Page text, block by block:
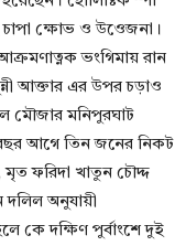
চাপা ক্ষোভ ও উওেজনা।
ভংগিমায় রান
আক্তার এর উপর চড়াও
মৌজার মনিপুরঘাট
আগে তিন জনের নিকট
মৃত ফরিদা খাতুন চৌদ্দ
দলিল অনুযায়ী
কে দক্ষিণ পুর্বাংশে দুই